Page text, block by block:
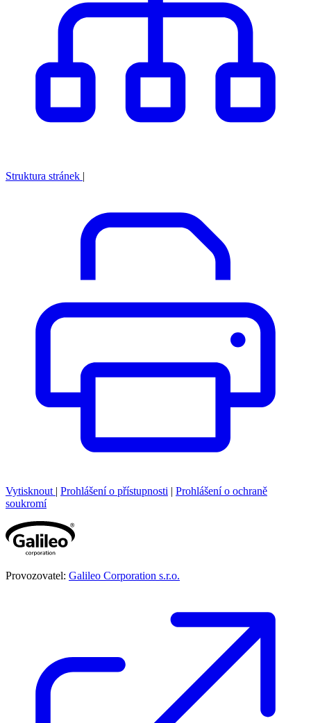
Struktura stránek |
Vytisknout | Prohlášení o přístupnosti | Prohlášení o ochraně
soukromí
Provozovatel: Galileo Corporation s.r.o.